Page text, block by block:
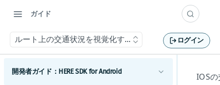
ガイド
ルート上の交通状況を視覚化する ログイン
開発者ガイド：HERE SDK for Android IOS